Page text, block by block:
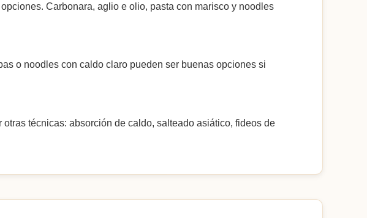
Carbonara, aglio e olio, pasta con marisco y noodles
o noodles con caldo claro pueden ser buenas opciones si
técnicas: absorción de caldo, salteado asiático, fideos de